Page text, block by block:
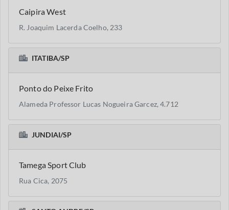
Caipira West
R. Joaquim Lacerda Coelho, 233
ITATIBA/SP
Ponto do Peixe Frito
Alameda Professor Lucas Nogueira Garcez, 4.712
JUNDIAI/SP
Tamega Sport Club
Rua Cica, 2075